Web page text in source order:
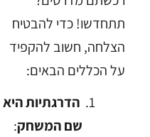
תתחדשו! כדי להבטיח
הצלחה, חשוב להקפיד
על הכללים הבאים:
הדרגתיות היא
שם המשחק: